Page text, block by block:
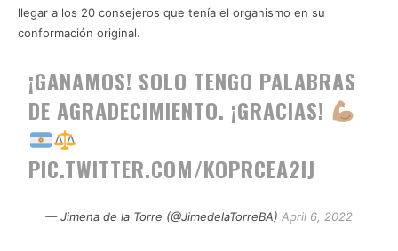
llegar a los 20 consejeros que tenía el organismo en su
conformación original.
¡GANAMOS! SOLO TENGO PALABRAS
DE AGRADECIMIENTO. ¡GRACIAS!
PIC.TWITTER.COM/KOPRCEA2IJ
— Jimena de la Torre (@JimedelaTorreBA) April 6, 2022